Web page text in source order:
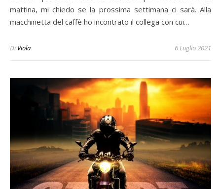
mattina, mi chiedo se la prossima settimana ci sarà. Alla
macchinetta del caffè ho incontrato il collega con cui…
Di Viola 6 Luglio 2021